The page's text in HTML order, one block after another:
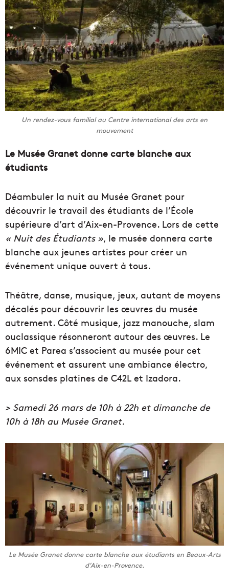
Un rendez-vous familial au Centre international des arts en
mouvement
Le Musée Granet donne carte blanche aux
étudiants
Déambuler la nuit au Musée Granet pour
découvrir le travail des étudiants de l’École
supérieure d’art d’Aix-en-Provence. Lors de cette
« Nuit des Étudiants », le musée donnera carte
blanche aux jeunes artistes pour créer un
événement unique ouvert à tous.
Théâtre, danse, musique, jeux, autant de moyens
décalés pour découvrir les œuvres du musée
autrement. Côté musique, jazz manouche, slam
ouclassique résonneront autour des œuvres. Le
6MIC et Parea s’associent au musée pour cet
événement et assurent une ambiance électro,
aux sonsdes platines de C42L et Izadora.
> Samedi 26 mars de 10h à 22h et dimanche de
10h à 18h au Musée Granet.
Le Musée Granet donne carte blanche aux étudiants en Beaux-Arts
d’Aix-en-Provence.